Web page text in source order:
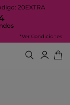
20EXTRA
*Ver Condiciones